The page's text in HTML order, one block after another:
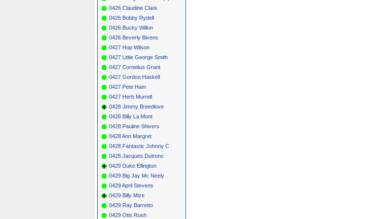
0426 Claudine Clark
0426 Bobby Rydell
0426 Bucky Wilkin
0426 Beverly Bivens
0427 Hop Wilson
0427 Little George Smith
0427 Cornelius Grant
0427 Gordon Haskell
0427 Pete Ham
0427 Herb Murrell
0428 Jimmy Breedlove
0428 Billy La Mont
0428 Pauline Shivers
0428 Ann Margret
0428 Fantastic Johnny C
0428 Jacques Dutronc
0429 Duke Ellington
0429 Big Jay Mc Neely
0429 April Stevens
0429 Billy Mize
0429 Ray Barretto
0429 Otis Rush